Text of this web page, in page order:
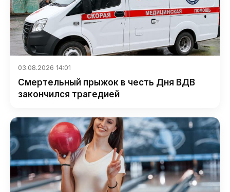
03.08.2026 14:01
Смертельный прыжок в честь Дня ВДВ
закончился трагедией